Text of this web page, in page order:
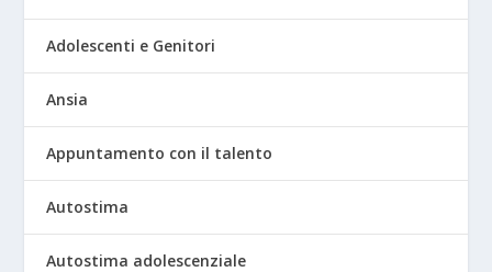
Adolescenti e Genitori
Ansia
Appuntamento con il talento
Autostima
Autostima adolescenziale